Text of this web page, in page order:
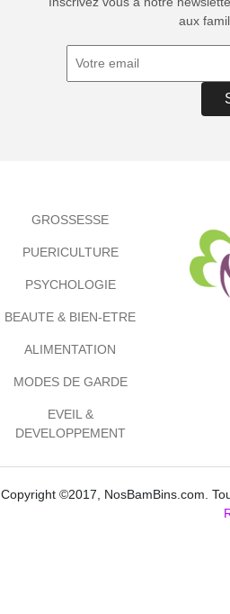
aux
GROSSESSE
PUERICULTURE
PSYCHOLOGIE
BEAUTE & BIEN-ETRE
ALIMENTATION
MODES DE GARDE
EVEIL &
DEVELOPPEMENT
Copyright ©2017, NosBamBins.com.